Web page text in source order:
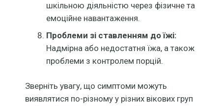
шкільною діяльністю через фізичне та
емоційне навантаження.
Проблеми зі ставленням до їжі:
Надмірна або недостатня їжа, а також
проблеми з контролем порцій.
Зверніть увагу, що симптоми можуть
виявлятися по-різному у різних вікових груп